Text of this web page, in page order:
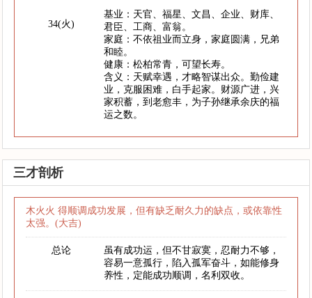
34(火)
基业：天官、福星、文昌、企业、财库、
君臣、工商、富翁。
家庭：不依祖业而立身，家庭圆满，兄弟
和睦。
健康：松柏常青，可望长寿。
含义：天赋幸遇，才略智谋出众。勤俭建
业，克服困难，白手起家。财源广进，兴
家积蓄，到老愈丰，为子孙继承余庆的福
运之数。
三才剖析
木火火 得顺调成功发展，但有缺乏耐久力的缺点，或依靠性
太强。(大吉)
总论
虽有成功运，但不甘寂寞，忍耐力不够，
容易一意孤行，陷入孤军奋斗，如能修身
养性，定能成功顺调，名利双收。